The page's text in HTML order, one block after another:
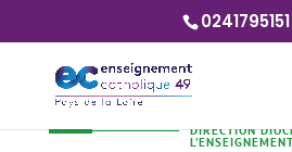
0241795151
DIRECTION